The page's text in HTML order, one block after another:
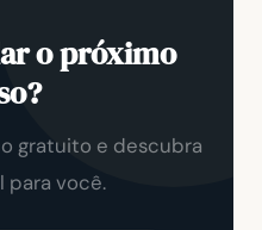
o próximo
gratuito e descubra
para você.